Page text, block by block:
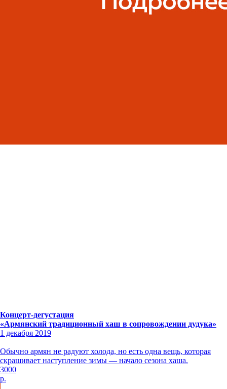
Концерт-дегустация
«Армянский традиционный хаш в сопровождении дудука»
1 декабря 2019
Обычно армян не радуют холода, но есть одна вещь, которая
скрашивает наступление зимы — начало сезона хаша.
3000
р.